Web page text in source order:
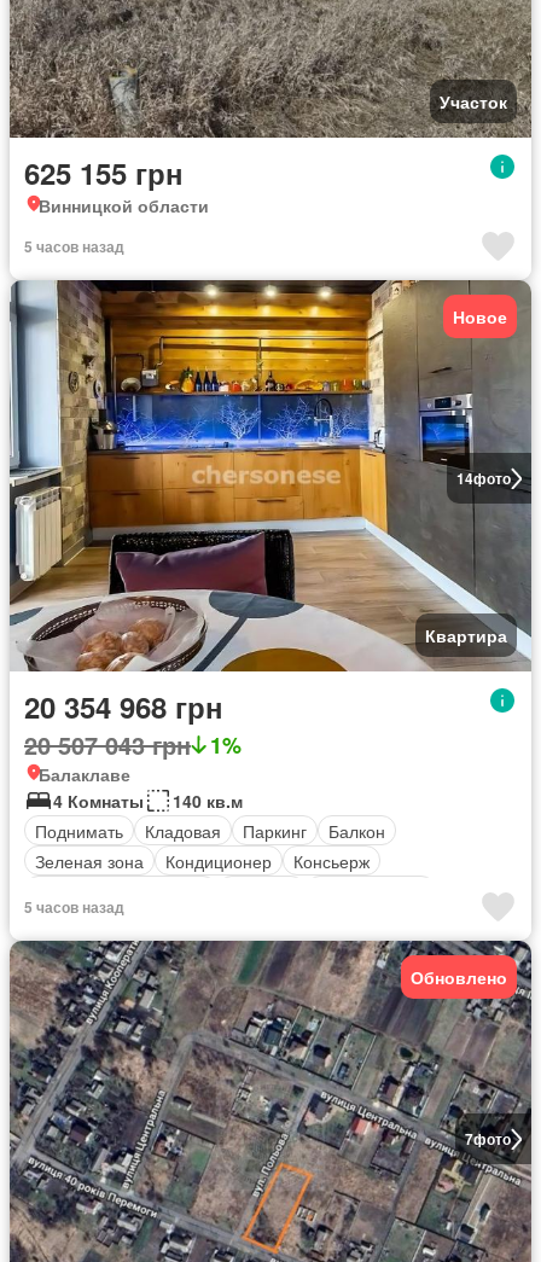
Участок
625 155 грн
Винницкой области
5 часов назад
14фото
Новое
Квартира
20 354 968 грн
20 507 043 грн 1%
Балаклаве
4 Комнаты
140 кв.м
Поднимать
Кладовая Паркинг
Балкон
Зеленая зона
Кондиционер
Консьерж
5 часов назад
7фото
Обновлено